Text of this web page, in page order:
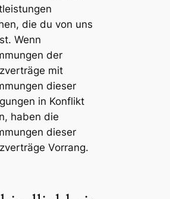
die du von uns
Wenn
der
mit
dieser
in Konflikt
haben die
dieser
Vorrang.